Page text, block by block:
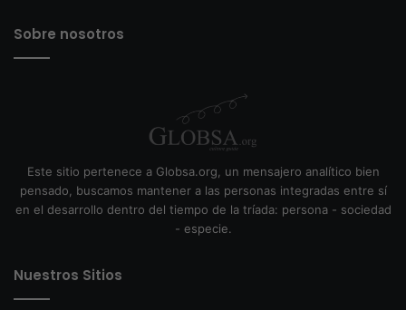
Sobre nosotros
Este sitio pertenece a Globsa.org, un mensajero analítico bien
pensado, buscamos mantener a las personas integradas entre sí
en el desarrollo dentro del tiempo de la tríada: persona - sociedad
- especie.
Nuestros Sitios